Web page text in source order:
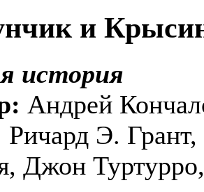
и
история
Андрей
Ричард Э.
Джон